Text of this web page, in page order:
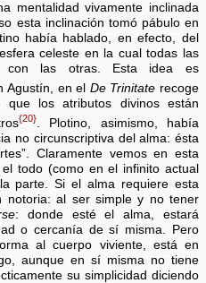
mentalidad vivamente inclinada
esta inclinación tomó pábulo en
había hablado, en efecto, del
celeste en la cual todas las
con las otras. Esta idea es
Agustín, en el De Trinitate recoge
que los atributos divinos están
{20}. Plotino, asimismo, había
no circunscriptiva del alma: ésta
Claramente vemos en esta
todo (como en el infinito actual
parte. Si el alma requiere esta
notoria: al ser simple y no tener
: donde esté el alma, estará
o cercanía de sí misma. Pero
al cuerpo viviente, está en
aunque en sí misma no tiene
su simplicidad diciendo